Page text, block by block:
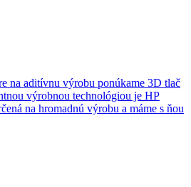
na aditívnu výrobu ponúkame 3D tlač
výrobnou technológiou je HP
na hromadnú výrobu a máme s ňou